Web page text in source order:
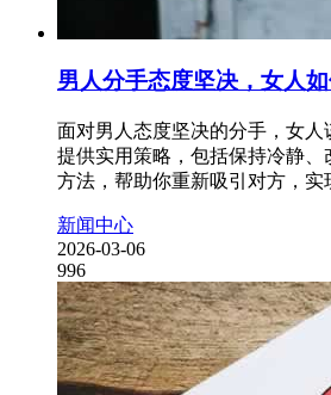
男人分手态度坚决，女人
面对男人态度坚决的分手，女人
提供实用策略，包括保持冷静
方法，帮助你重新吸引对方，实
新闻中心
2026-03-06
996